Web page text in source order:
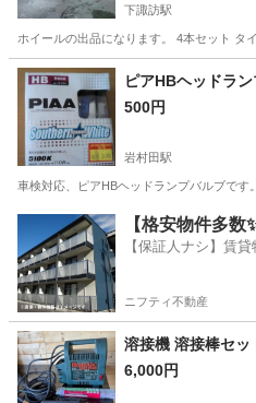
下諏訪駅
ホイールの出品になります。 4本セット タ
長野 諏訪郡 下諏訪駅 タイヤ
ピアHBヘッドラ
500円
岩村田駅
車検対応、ピアHBヘッドランプバルブで
佐久市 岩村田駅 パーツ
【格安物件多
【保証人ナシ】賃
ニフティ不動産
溶接機 溶接棒セ
6,000円